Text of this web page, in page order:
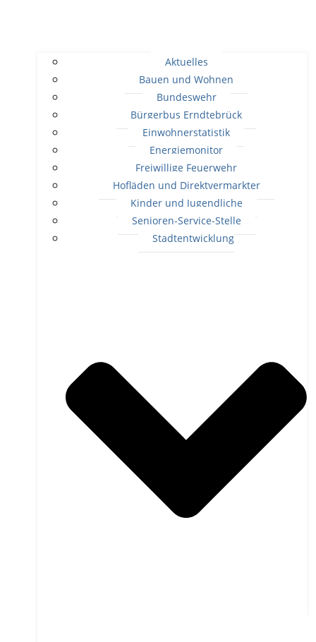
Aktuelles
Bauen und Wohnen
Bundeswehr
Bürgerbus Erndtebrück
Einwohnerstatistik
Energiemonitor
Freiwillige Feuerwehr
Hofläden und Direktvermarkter
Kinder und Jugendliche
Senioren-Service-Stelle
Stadtentwicklung